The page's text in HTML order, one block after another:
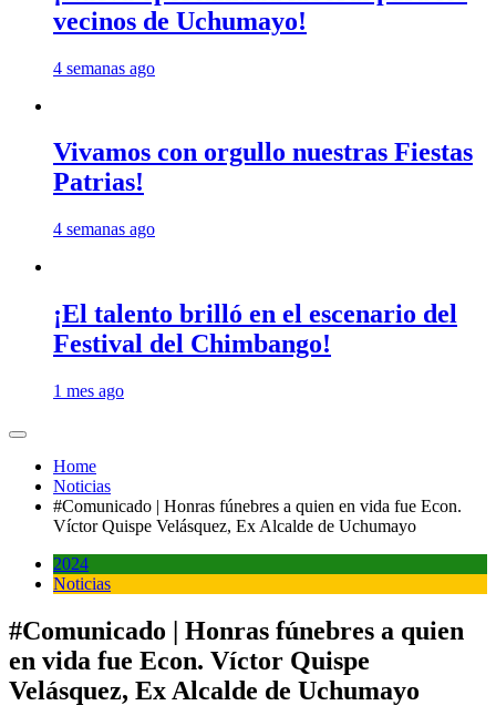
vecinos de Uchumayo!
4 semanas ago
Vivamos con orgullo nuestras Fiestas
Patrias!
4 semanas ago
¡El talento brilló en el escenario del
Festival del Chimbango!
1 mes ago
Home
Noticias
#Comunicado | Honras fúnebres a quien en vida fue Econ.
Víctor Quispe Velásquez, Ex Alcalde de Uchumayo
2024
Noticias
#Comunicado | Honras fúnebres a quien
en vida fue Econ. Víctor Quispe
Velásquez, Ex Alcalde de Uchumayo